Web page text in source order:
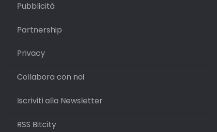
Pubblicità
Partnership
Privacy
Collabora con noi
Iscriviti alla Newsletter
RSS Bitcity